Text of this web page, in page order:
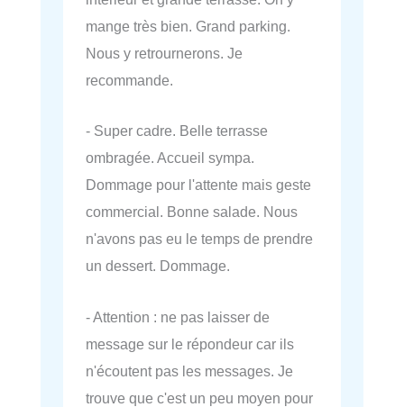
mange très bien. Grand parking.
Nous y retrournerons. Je
recommande.
- Super cadre. Belle terrasse
ombragée. Accueil sympa.
Dommage pour l'attente mais geste
commercial. Bonne salade. Nous
n'avons pas eu le temps de prendre
un dessert. Dommage.
- Attention : ne pas laisser de
message sur le répondeur car ils
n'écoutent pas les messages. Je
trouve que c'est un peu moyen pour